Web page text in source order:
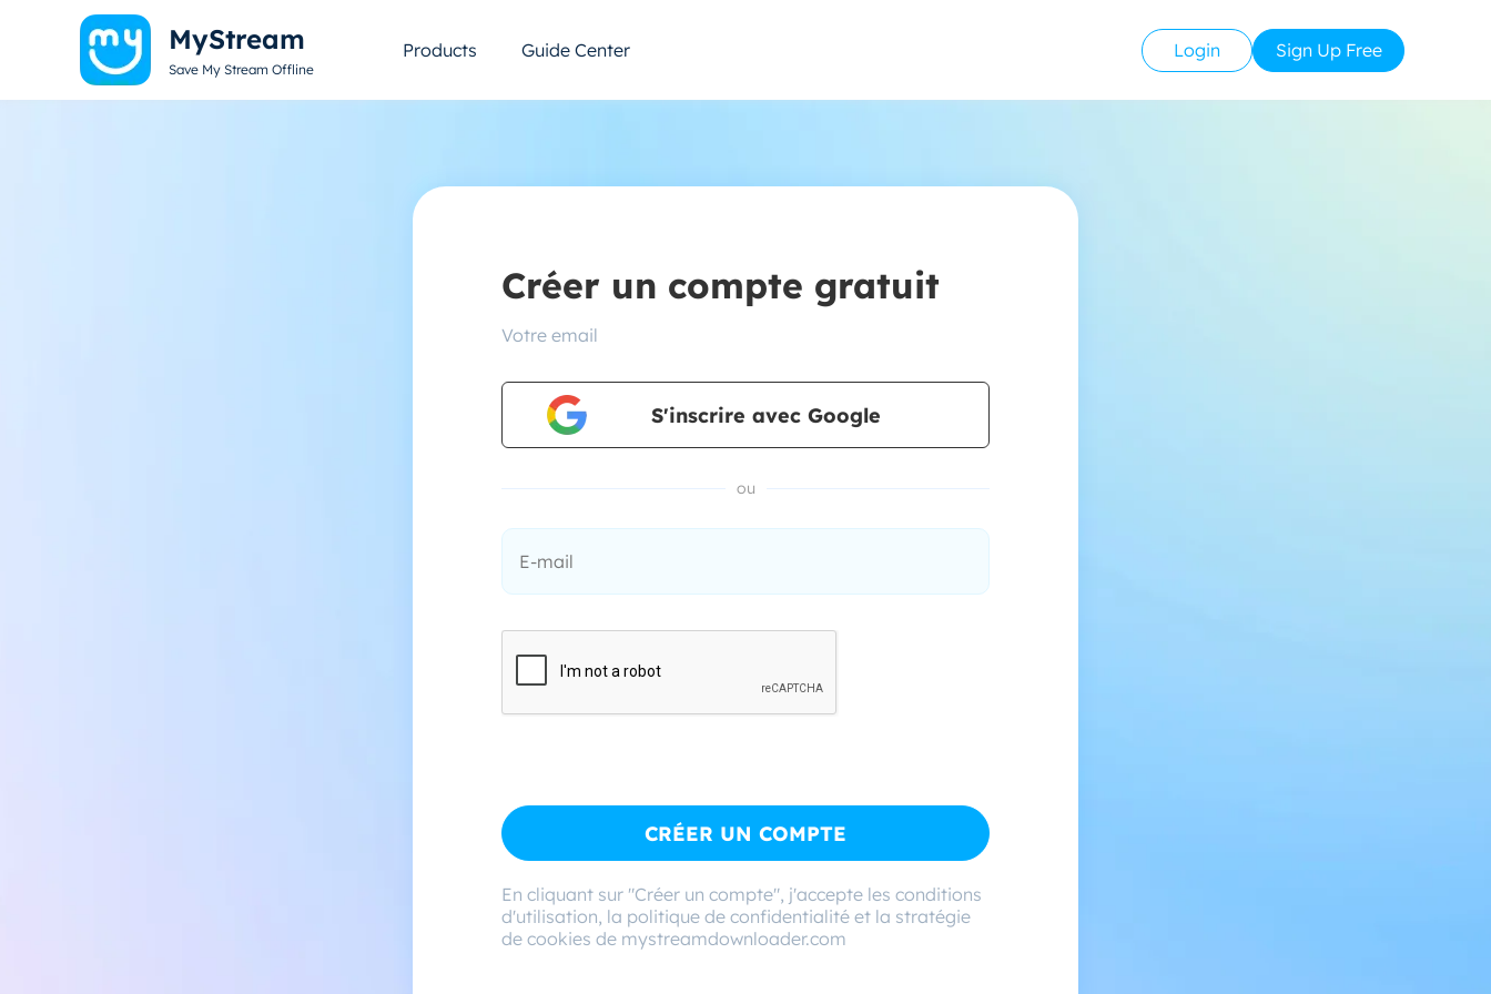
MyStream
Save My Stream Offline
Products Guide Center Login Sign Up Free
Créer un compte gratuit
Votre email
S'inscrire avec Google
ou
CRÉER UN COMPTE
En cliquant sur "Créer un compte", j'accepte les conditions
d'utilisation, la politique de confidentialité et la stratégie
de cookies de mystreamdownloader.com